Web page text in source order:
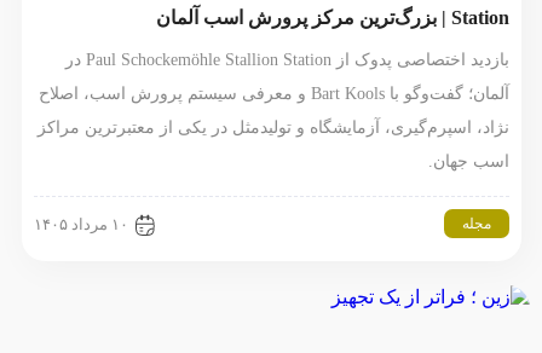
Station | بزرگ‌ترین مرکز پرورش اسب آلمان
بازدید اختصاصی پدوک از Paul Schockemöhle Stallion Station در
آلمان؛ گفت‌وگو با Bart Kools و معرفی سیستم پرورش اسب، اصلاح
نژاد، اسپرم‌گیری، آزمایشگاه و تولیدمثل در یکی از معتبرترین مراکز
اسب جهان.
مجله ۱۰ مرداد ۱۴۰۵